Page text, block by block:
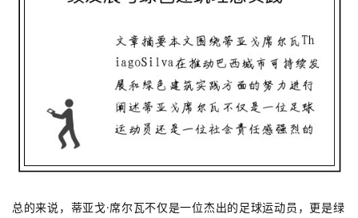
总的来说，蒂亚戈·席尔瓦不仅是一位杰出的足球运动员，更是绿